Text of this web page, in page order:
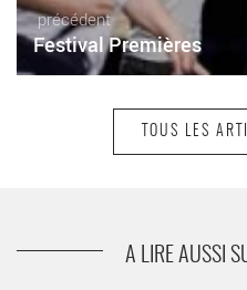
précédent
Festival Premières
TOUS LES
A LIRE AUSSI